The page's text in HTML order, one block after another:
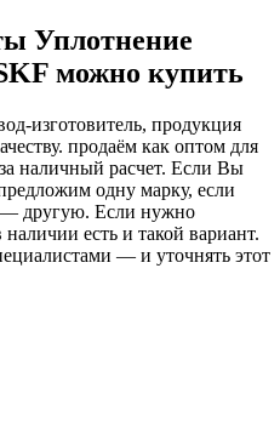
Уплотнение
можно купить
изготовитель, продукция
продаём как оптом для
наличный расчет. Если Вы
одну марку, если
— другую. Если нужно
есть и такой вариант.
— и уточнять этот